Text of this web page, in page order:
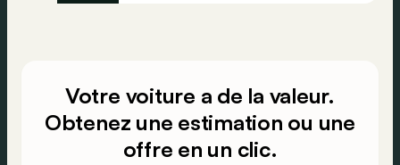
Votre voiture a de la valeur.
Obtenez une estimation ou une
offre en un clic.